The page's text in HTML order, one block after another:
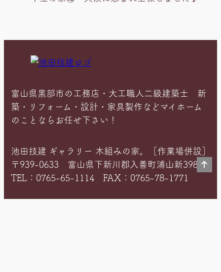
富山県黒部市の工務店・大工職人二級建築士 新
築・リフォーム・設計・家具製作などマイホーム
のことならお任せ下さい！
池田技建 ギャラリー 木組みの家。［作業場併設］
〒939-0633 富山県下新川郡入善町浦山新398-2
TEL：0765-65-1114 FAX：0765-78-1771